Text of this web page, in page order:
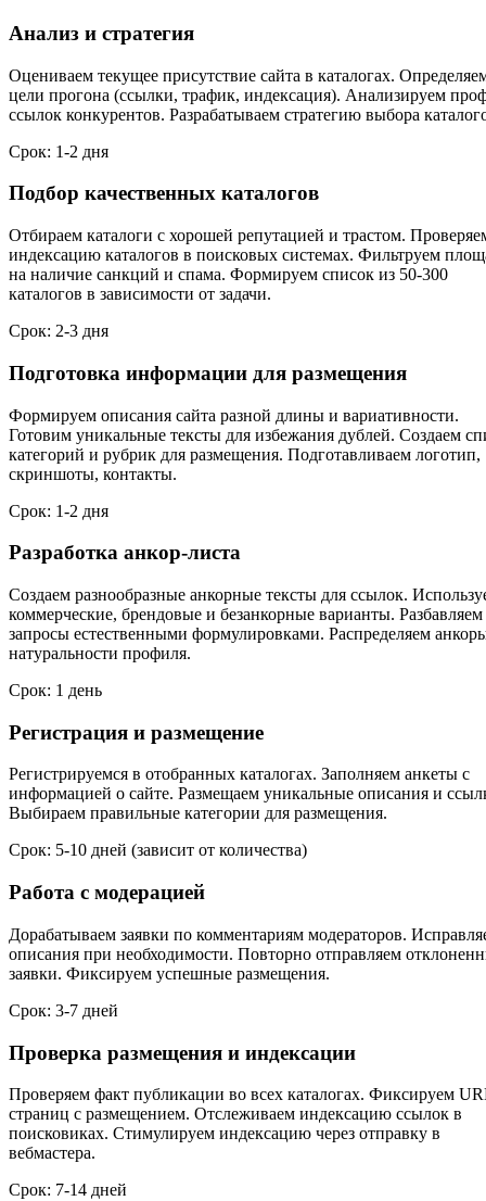
Анализ и стратегия
Оцениваем текущее присутствие сайта в каталогах.
цели прогона (ссылки, трафик, индексация). Анализируем
ссылок конкурентов. Разрабатываем стратегию выбора
Срок: 1-2 дня
Подбор качественных каталогов
Отбираем каталоги с хорошей репутацией и трастом.
индексацию каталогов в поисковых системах. Фильтруем
на наличие санкций и спама. Формируем список из 50-300
каталогов в зависимости от задачи.
Срок: 2-3 дня
Подготовка информации для размещения
Формируем описания сайта разной длины и вариативности.
Готовим уникальные тексты для избежания дублей. Создаем
категорий и рубрик для размещения. Подготавливаем логотип,
скриншоты, контакты.
Срок: 1-2 дня
Разработка анкор-листа
Создаем разнообразные анкорные тексты для ссылок.
коммерческие, брендовые и безанкорные варианты. Разбавляем
запросы естественными формулировками. Распределяем
натуральности профиля.
Срок: 1 день
Регистрация и размещение
Регистрируемся в отобранных каталогах. Заполняем анкеты с
информацией о сайте. Размещаем уникальные описания и
Выбираем правильные категории для размещения.
Срок: 5-10 дней (зависит от количества)
Работа с модерацией
Дорабатываем заявки по комментариям модераторов.
описания при необходимости. Повторно отправляем
заявки. Фиксируем успешные размещения.
Срок: 3-7 дней
Проверка размещения и индексации
Проверяем факт публикации во всех каталогах. Фиксируем
страниц с размещением. Отслеживаем индексацию ссылок в
поисковиках. Стимулируем индексацию через отправку в
вебмастера.
Срок: 7-14 дней